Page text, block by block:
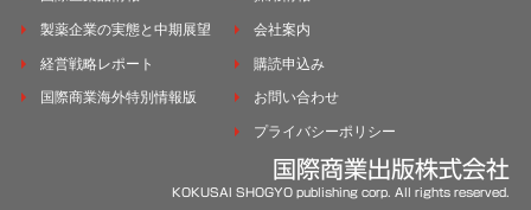
製薬企業の実態と中期展望
経営戦略レポート
国際商業海外特別情報版
会社案内
購読申込み
お問い合わせ
プライバシーポリシー